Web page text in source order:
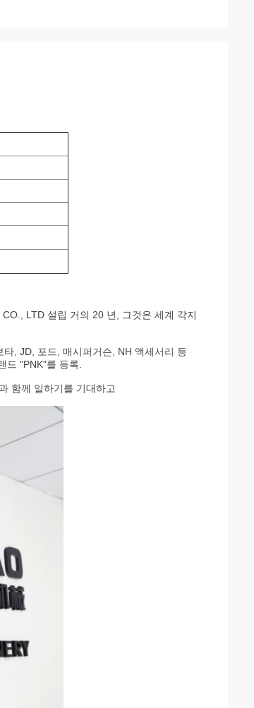
CO., LTD 설립 거의 20 년, 그것은 세계 각지
, JD, 포드, 매시퍼거슨, NH 액세서리 등
드 "PNK"를 등록.
함께 일하기를 기대하고